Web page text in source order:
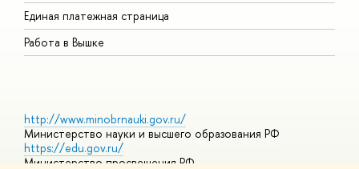
Единая платежная страница
Работа в Вышке
http://www.minobrnauki.gov.ru/
Министерство науки и высшего образования РФ
https://edu.gov.ru/
Министерство просвещения РФ